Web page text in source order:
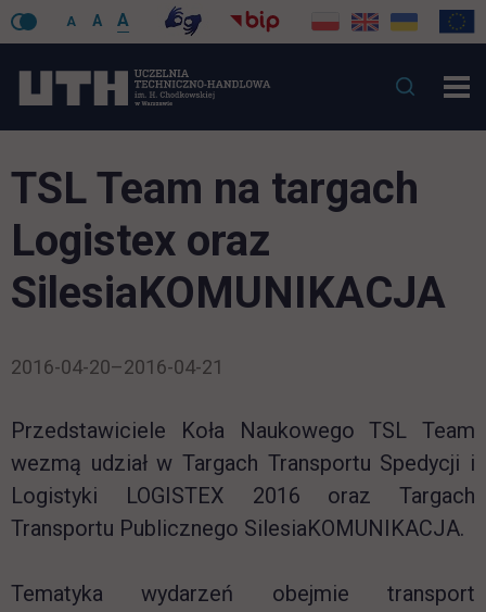
A A A
TSL Team na targach
Logistex oraz
SilesiaKOMUNIKACJA
2016-04-20–2016-04-21
Przedstawiciele Koła Naukowego TSL Team
wezmą udział w Targach Transportu Spedycji i
Logistyki LOGISTEX 2016 oraz Targach
Transportu Publicznego SilesiaKOMUNIKACJA.
Tematyka wydarzeń obejmie transport